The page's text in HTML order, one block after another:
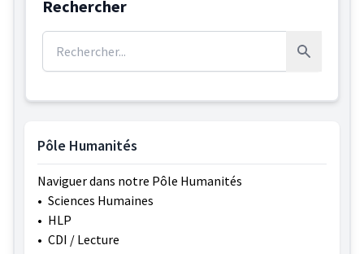
Rechercher
Rechercher :
Rechercher
Pôle Humanités
Naviguer dans notre Pôle Humanités
• Sciences Humaines
• HLP
• CDI / Lecture